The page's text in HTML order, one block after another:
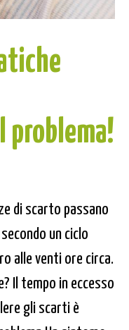
di scarto passano
un ciclo
alle venti ore circa.
Il tempo in eccesso
gli scarti è